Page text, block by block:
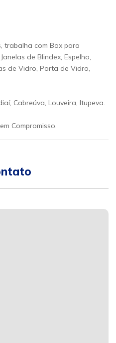
trabalha com Box para
de Blindex, Espelho,
de Vidro, Porta de Vidro,
Cabreúva, Louveira, Itupeva.
Compromisso.